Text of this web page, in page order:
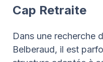
Cap Retraite
Dans une recherche
Belberaud, il est